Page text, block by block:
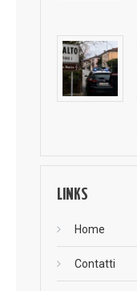
LINKS
Home
Contatti